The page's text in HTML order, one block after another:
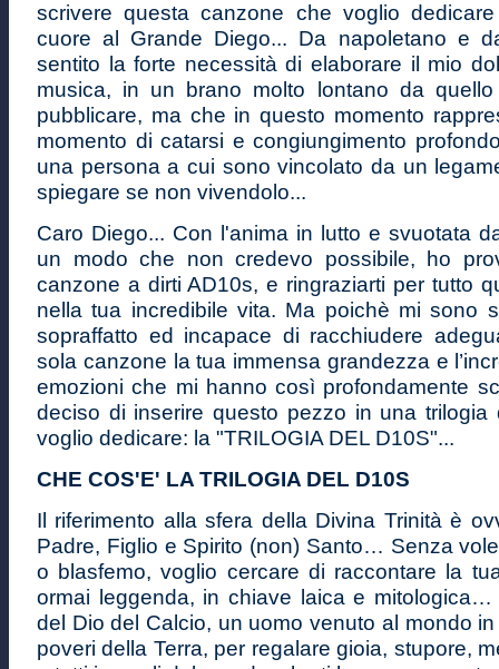
scrivere questa canzone che voglio
cuore al Grande Diego... Da napoletano e
sentito la forte necessità di elaborare il mio
musica, in un brano molto lontano da
pubblicare, ma che in questo momento
momento di catarsi e congiungimento
una persona a cui sono vincolato da un
spiegare se non vivendolo...
Caro Diego... Con l'anima in lutto e svuotata
un modo che non credevo possibile, ho
canzone a dirti AD10s, e ringraziarti per tutto
nella tua incredibile vita. Ma poichè mi sono
sopraffatto ed incapace di racchiudere
sola canzone la tua immensa grandezza e
emozioni che mi hanno così profondamente
deciso di inserire questo pezzo in una trilogia
voglio dedicare: la "TRILOGIA DEL D10S"...
CHE COS'E' LA TRILOGIA DEL D10S
Il riferimento alla sfera della Divina Trinità è
Padre, Figlio e Spirito (non) Santo… Senza
o blasfemo, voglio cercare di raccontare la
ormai leggenda, in chiave laica e
del Dio del Calcio, un uomo venuto al mondo
poveri della Terra, per regalare gioia, stupore,